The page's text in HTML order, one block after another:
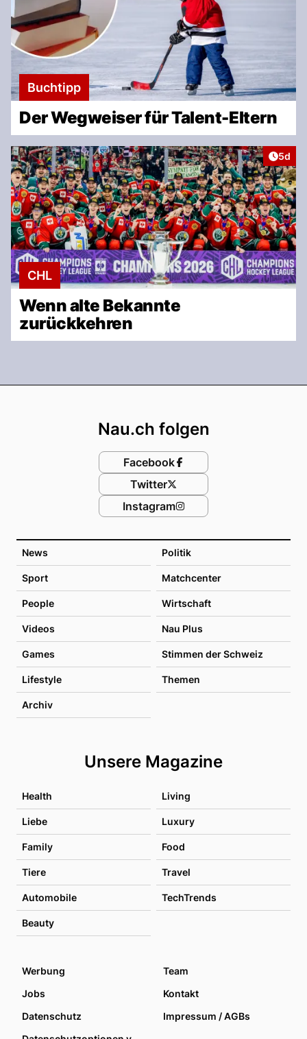
Buchtipp
Der Wegweiser für Talent-Eltern
5d
CHL
Wenn alte Bekannte
zurückkehren
News Politik
Sport Matchcenter
People Wirtschaft
Videos Nau Plus
Games Stimmen der Schweiz
Lifestyle Themen
Archiv
Unsere Magazine
Health Living
Liebe Luxury
Family Food
Tiere Travel
Automobile TechTrends
Beauty
Nau.ch folgen
Facebook
Twitter
Instagram
Werbung
Team
Jobs
Kontakt
Datenschutz
Impressum / AGBs